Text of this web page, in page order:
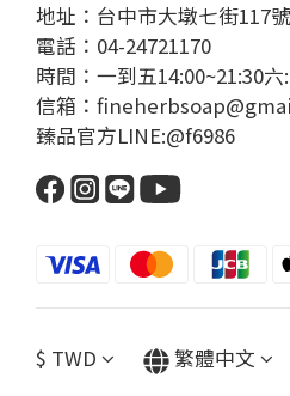
地址：台中市大墩七街117號
電話：04-24721170
時間：一到五14:00~21:30六
信箱：
臻品官方LINE:@f6986
$ TWD 繁體中文